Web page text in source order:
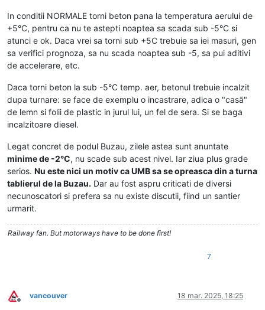
In conditii NORMALE torni beton pana la temperatura aerului de
+5°C, pentru ca nu te astepti noaptea sa scada sub -5°C si
atunci e ok. Daca vrei sa torni sub +5C trebuie sa iei masuri, gen
sa verifici prognoza, sa nu scada noaptea sub -5, sa pui aditivi
de accelerare, etc.
Daca torni beton la sub -5°C temp. aer, betonul trebuie incalzit
dupa turnare: se face de exemplu o incastrare, adica o "casã"
de lemn si folii de plastic in jurul lui, un fel de sera. Si se baga
incalzitoare diesel.
Legat concret de podul Buzau, zilele astea sunt anuntate
minime de -2°C, nu scade sub acest nivel. Iar ziua plus grade
serios. Nu este nici un motiv ca UMB sa se opreasca din a turna
tablierul de la Buzau. Dar au fost aspru criticati de diversi
necunoscatori si prefera sa nu existe discutii, fiind un santier
urmarit.
Railway fan. But motorways have to be done first!
7
Deconectat
vancouver 18 mar. 2025, 18:25